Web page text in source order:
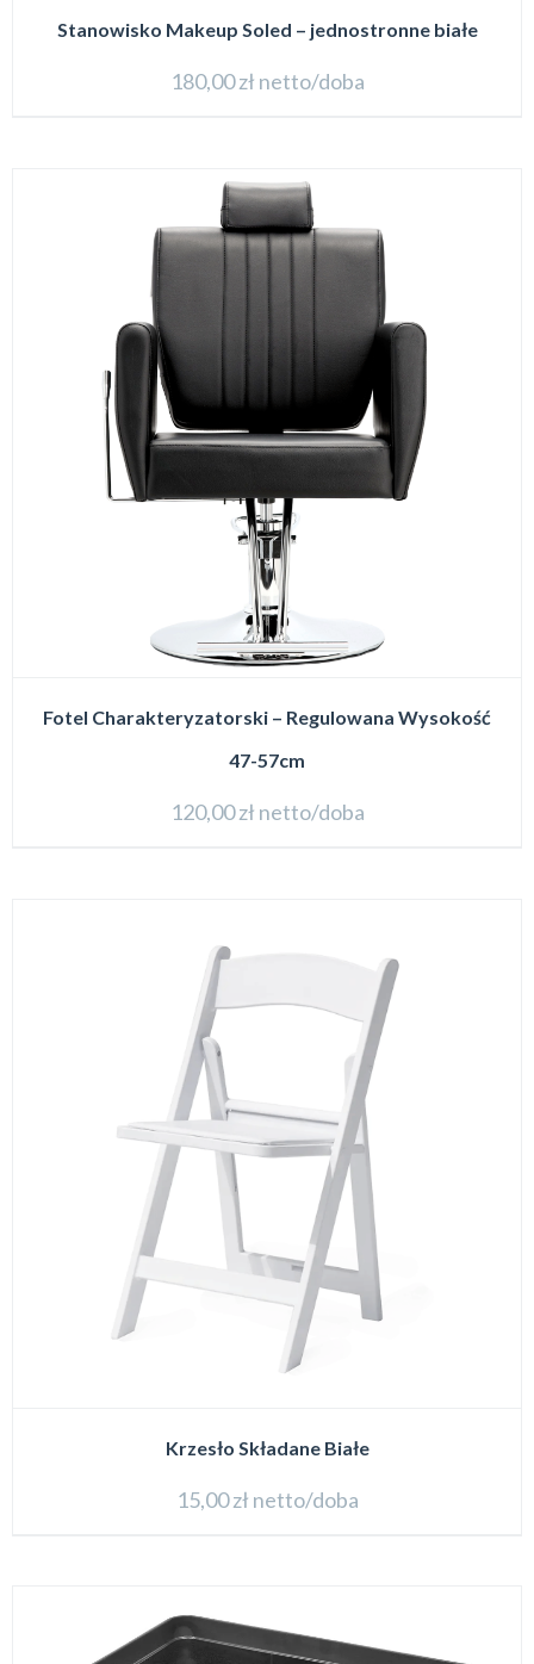
Stanowisko Makeup Soled – jednostronne białe
180,00zł netto/doba
Fotel Charakteryzatorski – Regulowana Wysokość
47-57cm
120,00zł netto/doba
Krzesło Składane Białe
15,00zł netto/doba